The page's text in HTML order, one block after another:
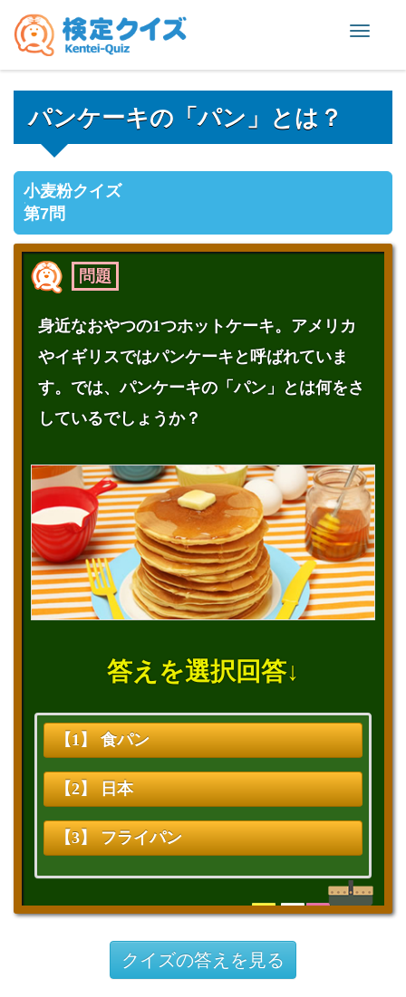
Toggle
パンケーキの「パン」とは？
小麦粉クイズ
第7問
問題
身近なおやつの1つホットケーキ。アメリカ
やイギリスではパンケーキと呼ばれていま
す。では、パンケーキの「パン」とは何をさ
しているでしょうか？
答えを選択回答↓
【1】 食パン
【2】 日本
【3】 フライパン
クイズの答えを見る